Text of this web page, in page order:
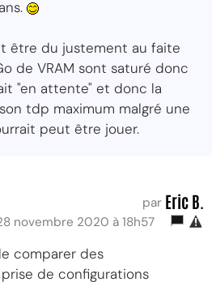
être du justement au faite
de VRAM sont saturé donc
"en attente" et donc la
tdp maximum malgré une
peut être jouer.
par Eric B.
novembre 2020 à 18h57
comparer des
de configurations